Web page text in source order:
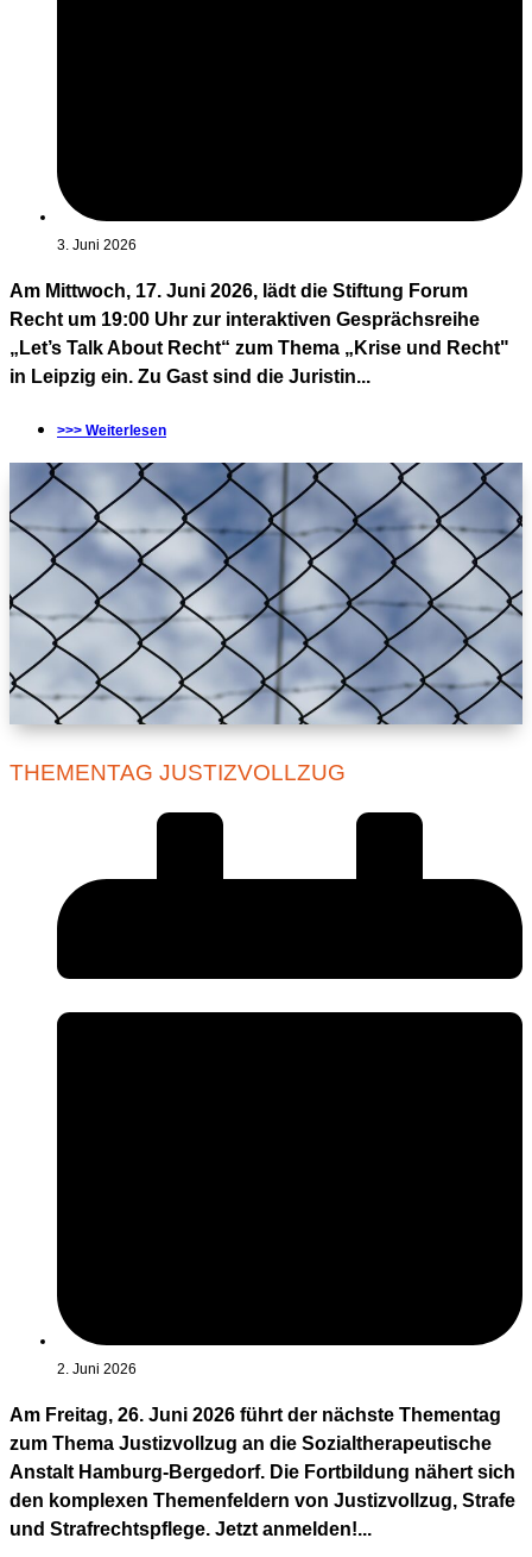
3. Juni 2026
Am Mittwoch, 17. Juni 2026, lädt die Stiftung Forum
Recht um 19:00 Uhr zur interaktiven Gesprächsreihe
„Let’s Talk About Recht“ zum Thema „Krise und Recht"
in Leipzig ein. Zu Gast sind die Juristin...
>>> Weiterlesen
THEMENTAG JUSTIZVOLLZUG
2. Juni 2026
Am Freitag, 26. Juni 2026 führt der nächste Thementag
zum Thema Justizvollzug an die Sozialtherapeutische
Anstalt Hamburg-Bergedorf. Die Fortbildung nähert sich
den komplexen Themenfeldern von Justizvollzug, Strafe
und Strafrechtspflege. Jetzt anmelden!...